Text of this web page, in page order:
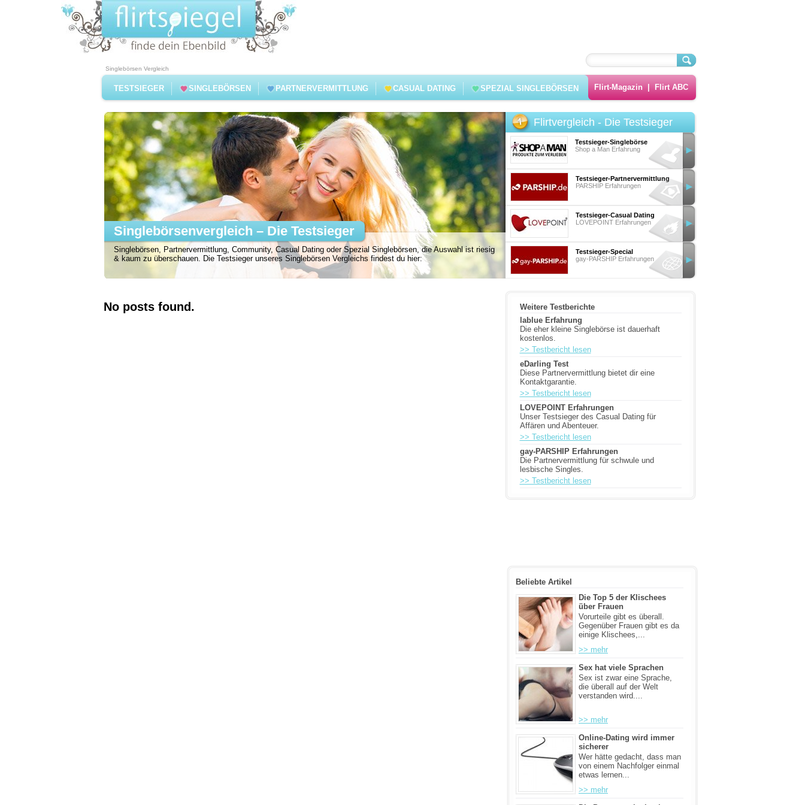
Singlebörsen Vergleich
TESTSIEGER SINGLEBÖRSEN PARTNERVERMITTLUNG CASUAL DATING SPEZIAL SINGLEBÖRSEN Flirt-Magazin|Flirt ABC
Singlebörsen, Partnervermittlung, Community, Casual Dating oder Spezial Singlebörsen, die Auswahl ist riesig
& kaum zu überschauen. Die Testsieger unseres Singlebörsen Vergleichs findest du hier:
Singlebörsenvergleich – Die Testsieger
Flirtvergleich - Die Testsieger
Testsieger-Singlebörse
Shop a Man Erfahrung
Testsieger-Partnervermittlung
PARSHIP Erfahrungen
Testsieger-Casual Dating
LOVEPOINT Erfahrungen
Testsieger-Special
gay-PARSHIP Erfahrungen
No posts found.
Weitere Testberichte
lablue Erfahrung
Die eher kleine Singlebörse ist dauerhaft
kostenlos.
>> Testbericht lesen
eDarling Test
Diese Partnervermittlung bietet dir eine
Kontaktgarantie.
>> Testbericht lesen
LOVEPOINT Erfahrungen
Unser Testsieger des Casual Dating für
Affären und Abenteuer.
>> Testbericht lesen
gay-PARSHIP Erfahrungen
Die Partnervermittlung für schwule und
lesbische Singles.
>> Testbericht lesen
Beliebte Artikel
Die Top 5 der Klischees
über Frauen
Vorurteile gibt es überall.
Gegenüber Frauen gibt es da
einige Klischees,...
>> mehr
Sex hat viele Sprachen
Sex ist zwar eine Sprache,
die überall auf der Welt
verstanden wird....
>> mehr
Online-Dating wird immer
sicherer
Wer hätte gedacht, dass man
von einem Nachfolger einmal
etwas lernen...
>> mehr